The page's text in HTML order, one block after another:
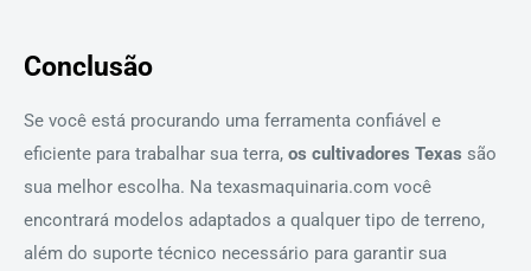
Conclusão
Se você está procurando uma ferramenta confiável e
eficiente para trabalhar sua terra, os cultivadores Texas são
sua melhor escolha. Na texasmaquinaria.com você
encontrará modelos adaptados a qualquer tipo de terreno,
além do suporte técnico necessário para garantir sua